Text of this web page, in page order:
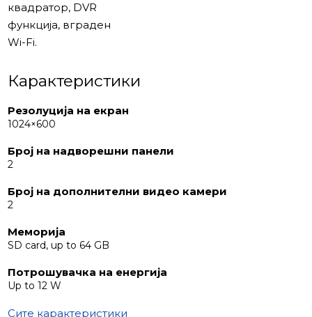
квадратор, DVR
функција, вграден
Wi-Fi.
Карактеристики
Резолуција на екран
1024×600
Број на надворешни панели
2
Број на дополнителни видео камери
2
Меморија
SD card, up to 64 GB
Потрошувачка на енергија
Up to 12 W
Сите карактеристики